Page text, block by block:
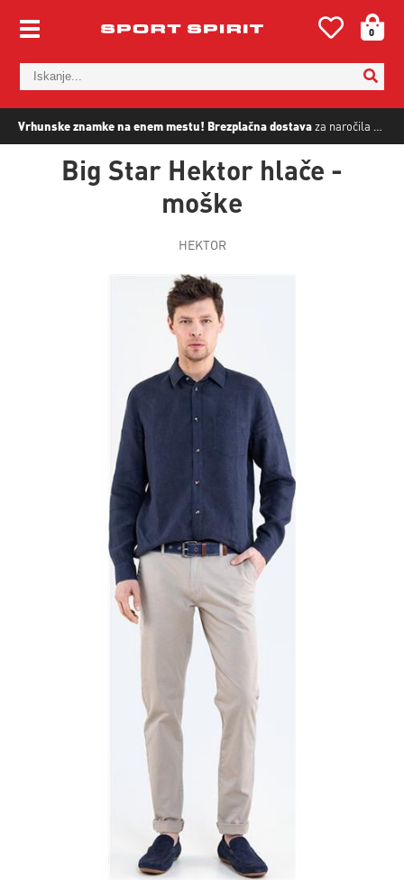
Vrhunske znamke na enem mestu! Brezplačna dostavaza naročila nad
0
Big Star Hektor hlače -
moške
HEKTOR